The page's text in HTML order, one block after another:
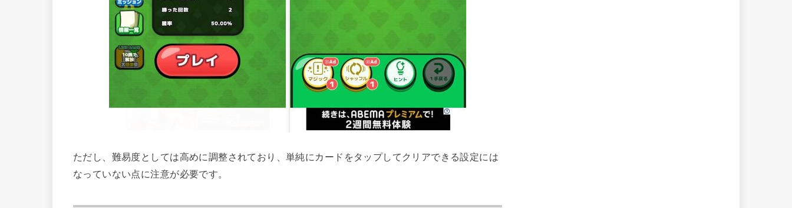
ただし、難易度としては高めに調整されており、単純にカードをタップしてクリアできる設定には
なっていない点に注意が必要です。